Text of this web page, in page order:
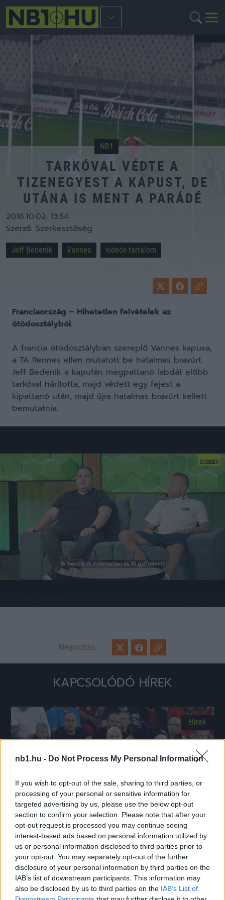
nb1.hu - Do Not Process My Personal Information
If you wish to opt-out of the sale, sharing to third parties, or
processing of your personal or sensitive information for
targeted advertising by us, please use the below opt-out
section to confirm your selection. Please note that after your
opt-out request is processed you may continue seeing
interest-based ads based on personal information utilized by
us or personal information disclosed to third parties prior to
your opt-out. You may separately opt-out of the further
disclosure of your personal information by third parties on the
IAB’s list of downstream participants. This information may
also be disclosed by us to third parties on the IAB’s List of
NB1
TARKÓVAL VÉDTE A
TIZENEGYEST A KAPUST, DE
UTÁNA IS MENT A PARÁDÉ
2016.10.02. 13:54
Szerző: Szerkesztőség
Jeff Bedenik Vannes videós tartalom
Franciaország – Hihetetlen felvételek az
ötödosztályból.
A francia ötödosztályban szereplő Vannes kapusa,
a TA Rennes ellen mutatott be hatalmas bravúrt.
Jeff Bedenik a kapufán megpattanó labdát előbb
tarkóval hárította, majd védett egy fejest a
kipattanó után, majd újra hatalmas bravúrt kellett
bemutatnia.
0%
Megosztás:
KAPCSOLÓDÓ HÍREK
Hírek
Marco Rossi: Elindultunk egy úton, és egyre jobbá
váltunk!
2024.02.06.